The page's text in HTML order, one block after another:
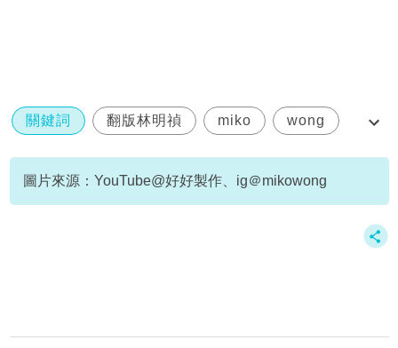
關鍵詞 翻版林明禎 miko wong
換衫片
圖片來源：YouTube@好好製作、ig＠mikowong